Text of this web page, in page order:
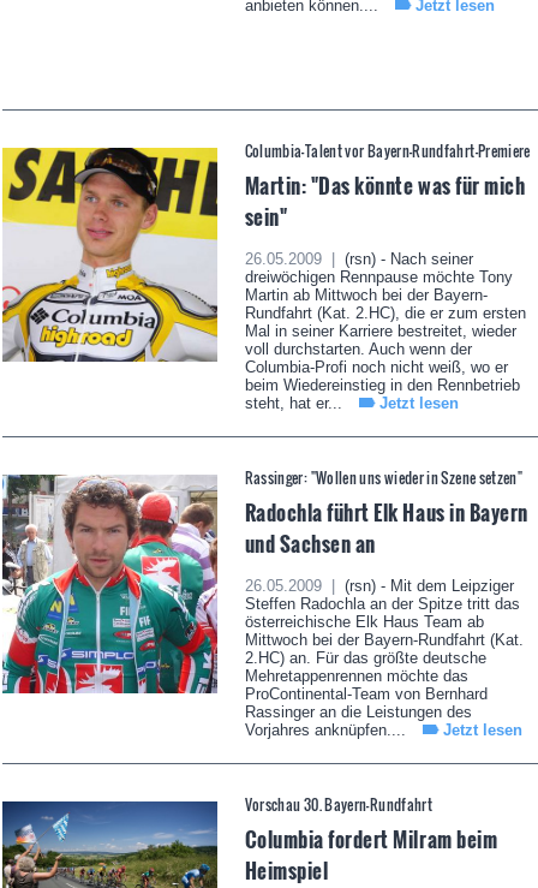
anbieten können.... Jetzt lesen
Columbia-Talent vor Bayern-Rundfahrt-Premiere
Martin: "Das könnte was für mich
sein"
26.05.2009 |
(rsn) - Nach seiner
dreiwöchigen Rennpause möchte Tony
Martin ab Mittwoch bei der Bayern-
Rundfahrt (Kat. 2.HC), die er zum ersten
Mal in seiner Karriere bestreitet, wieder
voll durchstarten. Auch wenn der
Columbia-Profi noch nicht weiß, wo er
beim Wiedereinstieg in den Rennbetrieb
steht, hat er...
Jetzt lesen
Rassinger: "Wollen uns wieder in Szene setzen"
Radochla führt Elk Haus in Bayern
und Sachsen an
26.05.2009 |
(rsn) - Mit dem Leipziger
Steffen Radochla an der Spitze tritt das
österreichische Elk Haus Team ab
Mittwoch bei der Bayern-Rundfahrt (Kat.
2.HC) an. Für das größte deutsche
Mehretappenrennen möchte das
ProContinental-Team von Bernhard
Rassinger an die Leistungen des
Vorjahres anknüpfen....
Jetzt lesen
Vorschau 30. Bayern-Rundfahrt
Columbia fordert Milram beim
Heimspiel